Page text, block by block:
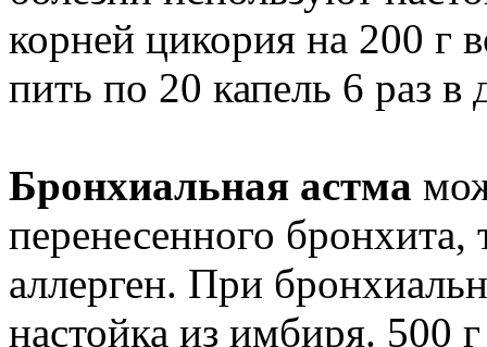
корней цикория на 200 г
пить по 20 капель 6 раз в
Бронхиальная астма
перенесенного бронхита,
аллерген. При
настойка из имбиря. 500